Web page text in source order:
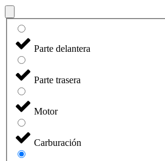
Parte delantera
Parte trasera
Motor
Carburación